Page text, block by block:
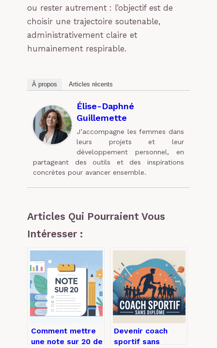
ou rester autrement : l’objectif est de
choisir une trajectoire soutenable,
administrativement claire et
humainement respirable.
À propos Articles récents
Élise-Daphné
Guillemette
J’accompagne les femmes dans
leurs projets et leur
développement personnel, en
partageant des outils et des inspirations
concrètes pour avancer ensemble.
Articles Qui Pourraient Vous
Intéresser :
Comment mettre
une note sur 20 de
Devenir coach
sportif sans